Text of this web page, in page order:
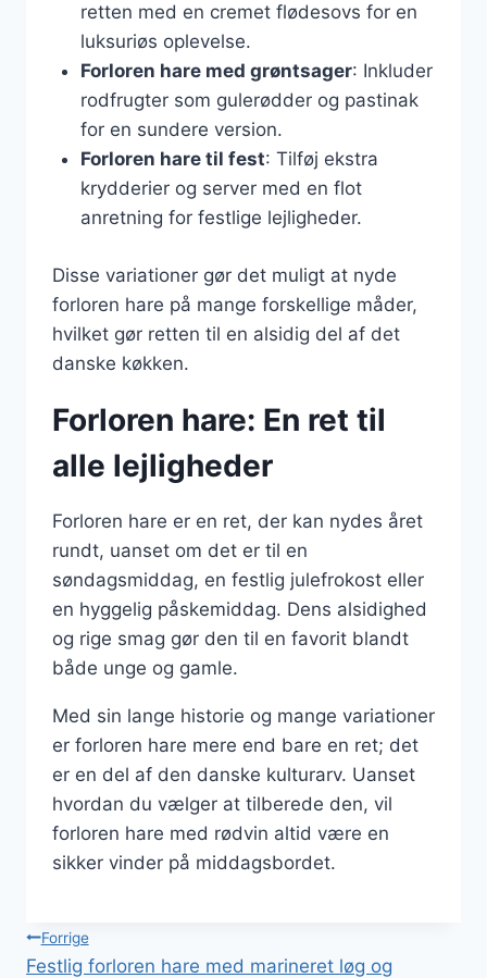
retten med en cremet flødesovs for en
luksuriøs oplevelse.
Forloren hare med grøntsager: Inkluder
rodfrugter som gulerødder og pastinak
for en sundere version.
Forloren hare til fest: Tilføj ekstra
krydderier og server med en flot
anretning for festlige lejligheder.
Disse variationer gør det muligt at nyde
forloren hare på mange forskellige måder,
hvilket gør retten til en alsidig del af det
danske køkken.
Forloren hare: En ret til
alle lejligheder
Forloren hare er en ret, der kan nydes året
rundt, uanset om det er til en
søndagsmiddag, en festlig julefrokost eller
en hyggelig påskemiddag. Dens alsidighed
og rige smag gør den til en favorit blandt
både unge og gamle.
Med sin lange historie og mange variationer
er forloren hare mere end bare en ret; det
er en del af den danske kulturarv. Uanset
hvordan du vælger at tilberede den, vil
forloren hare med rødvin altid være en
sikker vinder på middagsbordet.
Indlægsnavigation
Forrige
Festlig forloren hare med marineret løg og